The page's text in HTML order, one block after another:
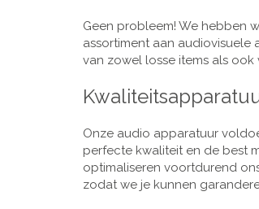
Geen probleem! We hebben
assortiment aan
van zowel losse items als
Onze audio apparatuur
perfecte kwaliteit en de best
optimaliseren voortdurend
zodat we je kunnen